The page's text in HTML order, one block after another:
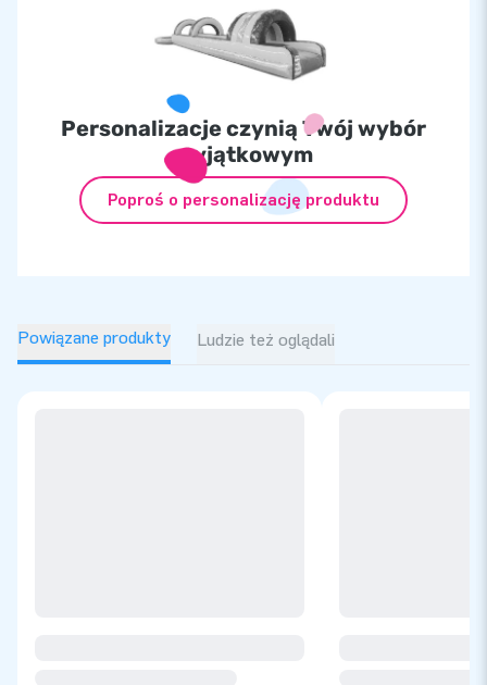
Personalizacje czynią Twój wybór
wyjątkowym
Poproś o personalizację produktu
Powiązane produkty Ludzie też oglądali